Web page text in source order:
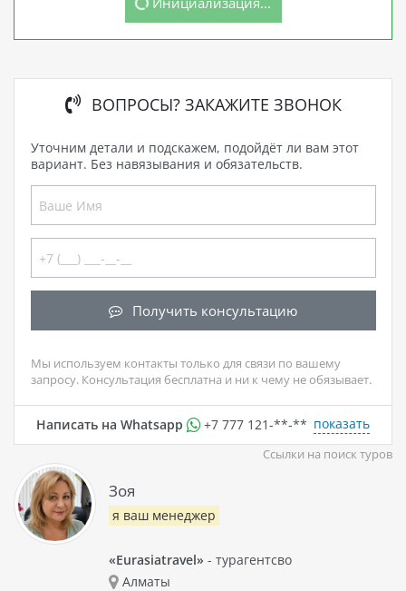
ВОПРОСЫ? ЗАКАЖИТЕ ЗВОНОК
Уточним детали и подскажем, подойдёт ли вам этот
вариант. Без навязывания и обязательств.
Получить консультацию
Мы используем контакты только для связи по вашему
запросу. Консультация бесплатна и ни к чему не обязывает.
Написать на Whatsapp +7 777 121-**-** показать
Ссылки на поиск туров
Зоя
я ваш менеджер
«Eurasiatravel» - турагентсво
Алматы